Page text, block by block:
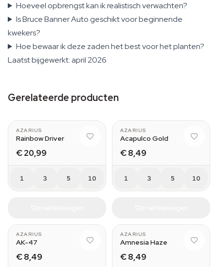
Hoeveel opbrengst kan ik realistisch verwachten?
Is Bruce Banner Auto geschikt voor beginnende
kwekers?
Hoe bewaar ik deze zaden het best voor het planten?
Laatst bijgewerkt: april 2026
Gerelateerde producten
AZARIUS
Rainbow Driver
€ 20,99
1 3 5 10
AZARIUS
Acapulco Gold
€ 8,49
1 3 5 10
AZARIUS
AK-47
€ 8,49
AZARIUS
Amnesia Haze
€ 8,49